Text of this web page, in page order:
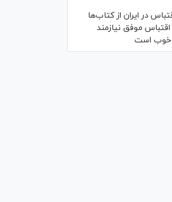
در ایران از کتاب‌ها
موفق نیازمند
خوب است